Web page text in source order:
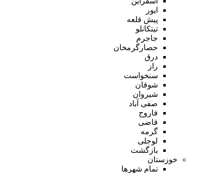
ایور
پیش قلعه
تیتکانلو
جاجرم
حصارگرمخان
درق
راز
سنخواست
شوقان
شیروان
صفی آباد
فاروج
قاضی
گرمه
لوجلی
بازگشت
خوزستان
تمام شهر‌ها